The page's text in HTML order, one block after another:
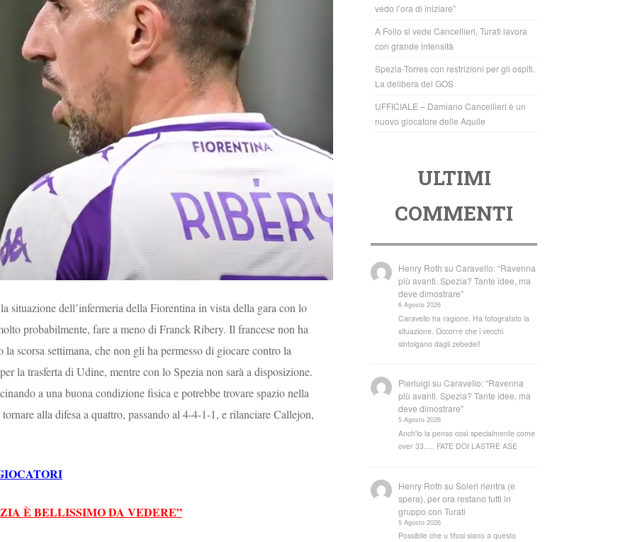
situazione dell’infermeria della Fiorentina in vista della gara con lo
probabilmente, fare a meno di Franck Ribery. Il francese non ha
scorsa settimana, che non gli ha permesso di giocare contro la
la trasferta di Udine, mentre con lo Spezia non sarà a disposizione.
a una buona condizione fisica e potrebbe trovare spazio nella
alla difesa a quattro, passando al 4-4-1-1, e rilanciare Callejon,
È BELLISSIMO DA VEDERE”
vedo l’ora di iniziare”
A Follo si vede Cancellieri, Turati lavora
con grande intensità
Spezia-Torres con restrizioni per gli ospiti.
La delibera del GOS
UFFICIALE – Damiano Cancellieri è un
nuovo giocatore delle Aquile
ULTIMI
COMMENTI
Henry Roth suCaravello: “Ravenna
più avanti. Spezia? Tante idee, ma
deve dimostrare”
6 Agosto 2026
Caravello ha ragione. Ha fotografato la
situazione. Occorre che i vecchi
sintolgano dagli zebedei!
Pierluigi suCaravello: “Ravenna
più avanti. Spezia? Tante idee, ma
deve dimostrare”
5 Agosto 2026
Anch'io la penso così specialmente come
over 33..... FATE DOI LASTRE ASE
Henry Roth suSoleri rientra (e
spera), per ora restano tutti in
gruppo con Turati
5 Agosto 2026
Possibile che u tifosi siano a questo